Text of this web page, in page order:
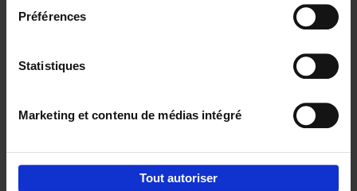
Préférences
Statistiques
Marketing et contenu de médias intégré
Tout autoriser
Digital marketing like a PRO -
completely revised edition (EN)